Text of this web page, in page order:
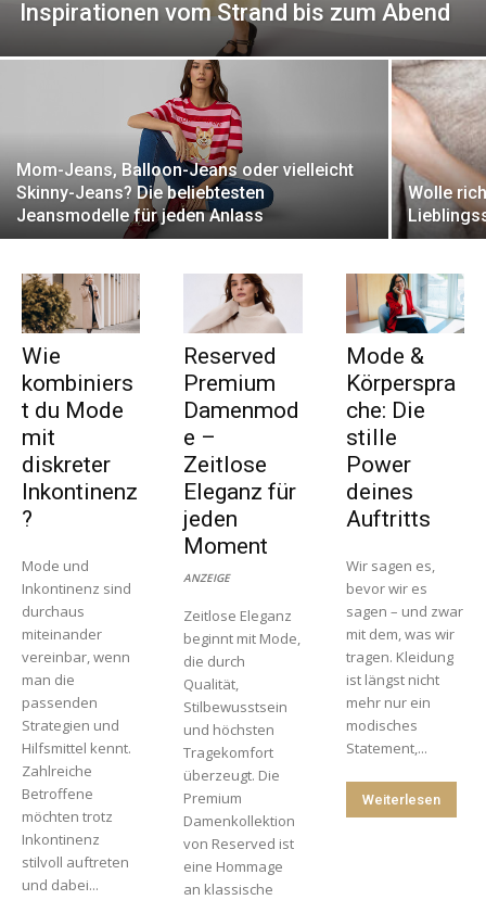
Inspirationen vom Strand bis zum Abend
Mom-Jeans, Balloon-Jeans oder vielleicht
Skinny-Jeans? Die beliebtesten
Jeansmodelle für jeden Anlass
Wolle
Wie
kombiniers
t du Mode
mit
diskreter
Inkontinenz
?
Mode und
Inkontinenz sind
durchaus
miteinander
vereinbar, wenn
man die
passenden
Strategien und
Hilfsmittel kennt.
Zahlreiche
Betroffene
möchten trotz
Inkontinenz
stilvoll auftreten
und dabei...
Reserved
Premium
Damenmod
e –
Zeitlose
Eleganz für
jeden
Moment
ANZEIGE
Zeitlose Eleganz
beginnt mit Mode,
die durch
Qualität,
Stilbewusstsein
und höchsten
Tragekomfort
überzeugt. Die
Premium
Damenkollektion
von Reserved ist
eine Hommage
an klassische
Mode &
Körperspra
che: Die
stille
Power
deines
Auftritts
Wir sagen es,
bevor wir es
sagen – und zwar
mit dem, was wir
tragen. Kleidung
ist längst nicht
mehr nur ein
modisches
Statement,...
Weiterlesen